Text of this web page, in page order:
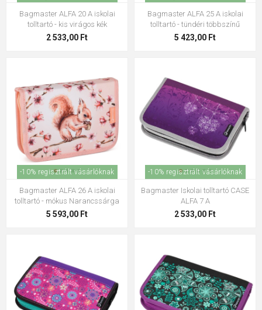
Bagmaster ALFA 20 A iskolai
tolltartó - kis virágos kék
2 533,00 Ft
Bagmaster ALFA 25 A iskolai
tolltartó - tündéri többszínű
5 423,00 Ft
-10% regisztrált vásárlóknak
Bagmaster ALFA 26 A iskolai
tolltartó - mókus Narancssárga
5 593,00 Ft
-10% regisztrált vásárlóknak
Bagmaster Iskolai tolltartó CASE
ALFA 7 A
2 533,00 Ft